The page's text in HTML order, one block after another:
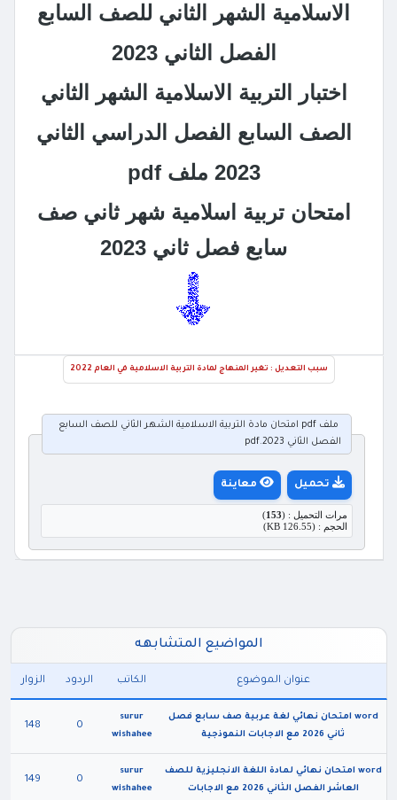
الاسلامية الشهر الثاني للصف السابع
الفصل الثاني 2023
اختبار التربية الاسلامية الشهر الثاني
الصف السابع الفصل الدراسي الثاني
2023 ملف pdf
امتحان تربية اسلامية شهر ثاني صف
سابع فصل ثاني 2023
سبب التعديل : تغير المنهاج لمادة التربية الاسلامية في العام 2022
ملف pdf امتحان مادة التربية الاسلامية الشهر الثاني للصف السابع
الفصل الثاني 2023.pdf
تحميل معاينة
مرات التحميل : (153
)
الحجم : (126.55 KB)
المواضيع المتشابهه
عنوان الموضوع الكاتب الردود الزوار
word امتحان نهائي لغة عربية صف سابع فصل
ثاني 2026 مع الاجابات النموذجية
surur
wishahee
0
148
word امتحان نهائي لمادة اللغة الانجليزية للصف
العاشر الفصل الثاني 2026 مع الاجابات
surur
wishahee
0
149